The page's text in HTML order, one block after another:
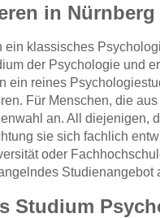
in Nürnberg
ein klassisches
der Psychologie und
ein reines
Für Menschen, die
an. All diejenigen,
sie sich fachlich
oder
Studium